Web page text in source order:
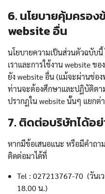
6. นโยบายคุ้มครอ
website อื่น
นโยบายความเป็นส่วนตัวฉบับนี้
เราและการใช้งาน website ข
ยัง website อื่น (แม้จะผ่านช่อง
ท่านจะต้องศึกษาและปฏิบัติตา
ปรากฏใน website นั้นๆ แยกต่า
7. ติดต่อบริษัทได้อย่
หากมีข้อเสนอแนะ หรือมีคำถา
ติดต่อมาได้ที่
Tel : 027213767-70 (วันเ
18.00 น.)